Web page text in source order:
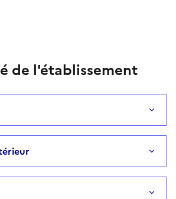
de l'établissement